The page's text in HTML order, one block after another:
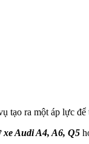
tạo ra một áp lực
Audi A4, A6, Q5